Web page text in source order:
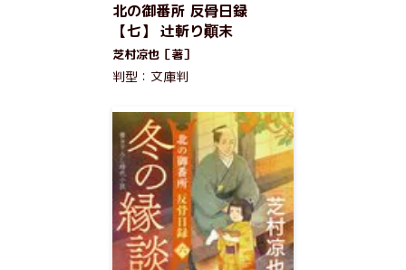
北の御番所 反骨日録
【七】 辻斬り顚末
芝村凉也［著］
判型：文庫判